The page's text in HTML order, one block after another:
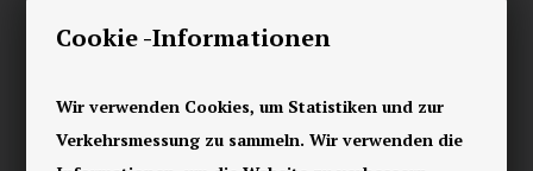
Cookie -Informationen
Wir verwenden Cookies, um Statistiken und zur
Verkehrsmessung zu sammeln. Wir verwenden die
Marjoe ApS
5550 Langeskov
VAT NO. DK2850 4071